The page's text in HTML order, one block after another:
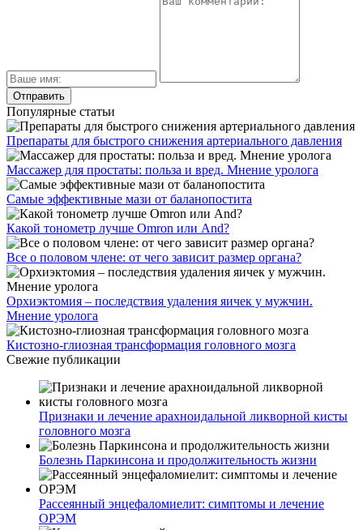
Популярные статьи
Препараты для быстрого снижения артериального давления
Массажер для простаты: польза и вред. Мнение уролога
Самые эффективные мази от баланопостита
Какой тонометр лучше Omron или And?
Все о половом члене: от чего зависит размер органа?
Орхиэктомия – последствия удаления яичек у мужчин.
Мнение уролога
Кистозно-глиозная трансформация головного мозга
Свежие публикации
Признаки и лечение арахноидальной ликворной кисты
головного мозга
Болезнь Паркинсона и продолжительность жизни
Рассеянный энцефаломиелит: симптомы и лечение
ОРЭМ